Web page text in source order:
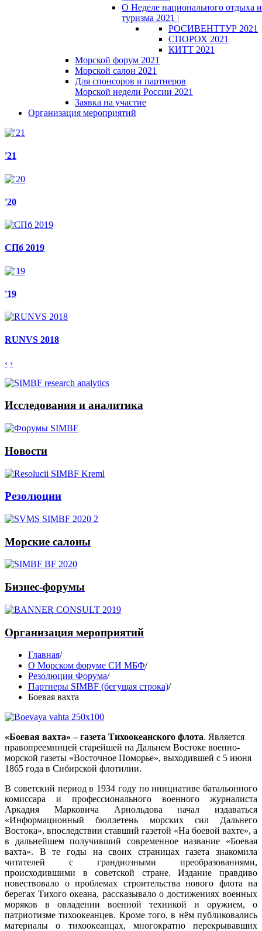
О Неделе национального отдыха и
туризма 2021 |
РОСИВЕНТТУР 2021
СПОРОХ 2021
КИТТ 2021
Морской форум 2021
Морской салон 2021
Для спонсоров и партнеров
Морской недели России 2021
Заявка на участие
Организация мероприятий
'21
'20
СПб 2019
'19
RUNVS 2018
‹ ›
Исследования и аналитика
Новости
Резолюции
Морские салоны
Бизнес-форумы
Организация мероприятий
Главная/
О Морском форуме СИ МБФ/
Резолюции Форума/
Партнеры SIMBF (бегущая строка)/
Боевая вахта
«Боевая вахта» – газета Тихоокеанского флота. Является
правопреемницей старейшей на Дальнем Востоке военно-
морской газеты «Восточное Поморье», выходившей с 5 июня
1865 года в Сибирской флотилии.
В советский период в 1934 году по инициативе батальонного
комиссара и профессионального военного журналиста
Аркадия Марковича Арнольдова начал издаваться
«Информационный бюллетень морских сил Дальнего
Востока», впоследствии ставший газетой «На боевой вахте», а
в дальнейшем получивший современное название «Боевая
вахта». В те годы на своих страницах газета знакомила
читателей с грандиозными преобразованиями,
происходившими в советской стране. Издание правдиво
повествовало о проблемах строительства нового флота на
берегах Тихого океана, рассказывало о достижениях военных
моряков в овладении военной техникой и оружием, о
патриотизме тихоокеанцев. Кроме того, в нём публиковались
материалы о тихоокеанцах, многократно перекрывавших